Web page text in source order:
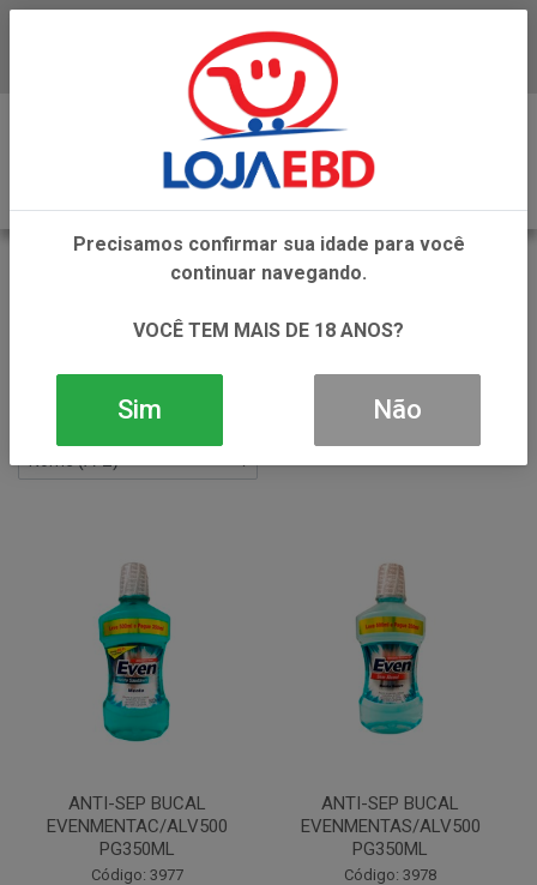
HIGIENE E BELEZA
Filtros
ANTI-SEP BUCAL
EVENMENTAC/ALV500
PG350ML
Código: 3977
ANTI-SEP BUCAL
EVENMENTAS/ALV500
PG350ML
Código: 3978
Precisamos confirmar sua idade para você
continuar navegando.
VOCÊ TEM MAIS DE 18 ANOS?
Sim Não